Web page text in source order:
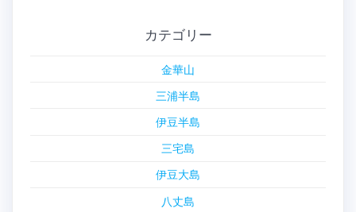
カテゴリー
金華山
三浦半島
伊豆半島
三宅島
伊豆大島
八丈島